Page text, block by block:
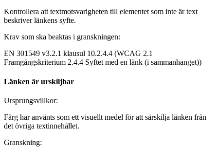
Kontrollera att textmotsvarigheten till elementet som inte är text
beskriver länkens syfte.
Krav som ska beaktas i granskningen:
EN 301549 v3.2.1 klausul 10.2.4.4 (WCAG 2.1
Framgångskriterium 2.4.4 Syftet med en länk (i sammanhanget))
Länken är urskiljbar
Ursprungsvillkor:
Färg har använts som ett visuellt medel för att särskilja länken från
det övriga textinnehållet.
Granskning: